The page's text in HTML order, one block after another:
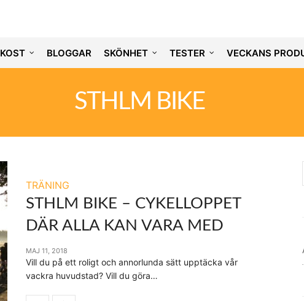
KOST BLOGGAR SKÖNHET TESTER VECKANS
STHLM BIKE
TRÄNING
STHLM BIKE – CYKELLOPPET
DÄR ALLA KAN VARA MED
MAJ 11, 2018
Vill du på ett roligt och annorlunda sätt upptäcka vår
vackra huvudstad? Vill du göra…